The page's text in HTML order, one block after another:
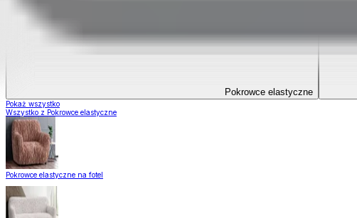
Pokrowce elastyczne
Pokaż wszystko
Wszystko z Pokrowce elastyczne
Pokrowce elastyczne na fotel